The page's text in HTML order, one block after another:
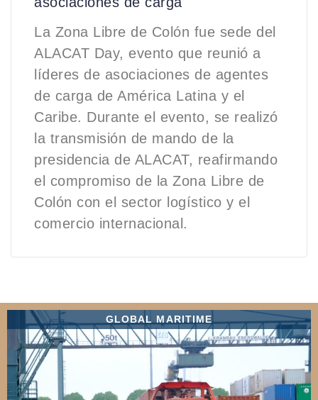
La Zona Libre de Colón fue sede del
ALACAT Day, evento que reunió a
líderes de asociaciones de agentes
de carga de América Latina y el
Caribe. Durante el evento, se realizó
la transmisión de mando de la
presidencia de ALACAT, reafirmando
el compromiso de la Zona Libre de
Colón con el sector logístico y el
comercio internacional.
GLOBAL MARITIME